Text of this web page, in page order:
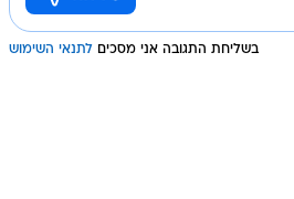
בשליחת התגובה אני מסכים לתנאי השימוש